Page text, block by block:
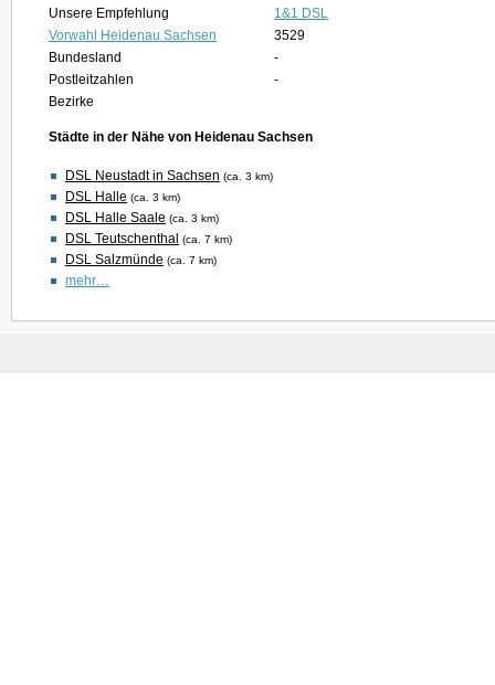
Unsere Empfehlung
1&1 DSL
Vorwahl Heidenau Sachsen
3529
Bundesland
-
Postleitzahlen
-
Bezirke
Städte in der Nähe von Heidenau Sachsen
DSL Neustadt in Sachsen (ca. 3 km)
DSL Halle (ca. 3 km)
DSL Halle Saale (ca. 3 km)
DSL Teutschenthal (ca. 7 km)
DSL Salzmünde (ca. 7 km)
mehr…